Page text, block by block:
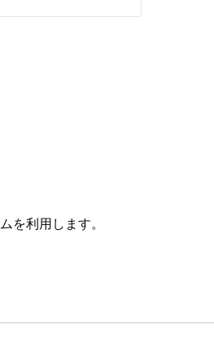
を利用します。